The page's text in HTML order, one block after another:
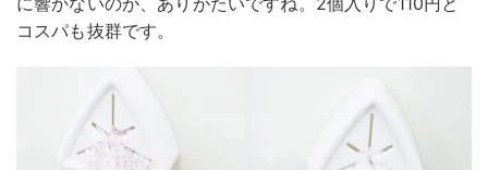
コスパも抜群です。